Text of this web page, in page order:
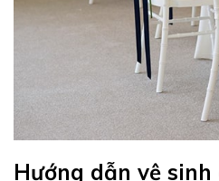
Hướng dẫn vệ